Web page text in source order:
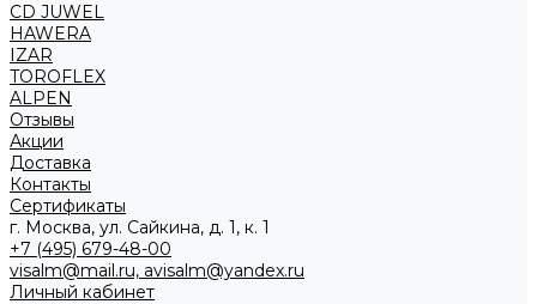
CD JUWEL
HAWERA
IZAR
TOROFLEX
ALPEN
Отзывы
Акции
Доставка
Контакты
Сертификаты
г. Москва, ул. Сайкина, д. 1, к. 1
+7 (495) 679-48-00
visalm@mail.ru, avisalm@yandex.ru
Личный кабинет